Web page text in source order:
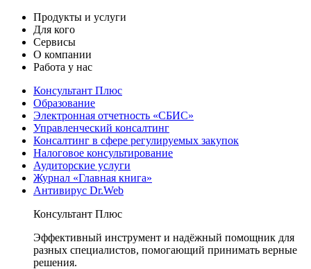
Продукты и услуги
Для кого
Сервисы
О компании
Работа у нас
Консультант Плюс
Образование
Электронная отчетность «СБИС»
Управленческий консалтинг
Консалтинг в сфере регулируемых закупок
Налоговое консультирование
Аудиторские услуги
Журнал «Главная книга»
Антивирус Dr.Web
Консультант Плюс
Эффективный инструмент и надёжный помощник для
разных специалистов, помогающий принимать верные
решения.